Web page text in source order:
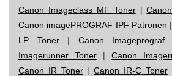
Canon Imageclass MF Toner|
Canon imagePROGRAF IPF Patronen |
LP Toner| Canon
Imagerunner Toner | Canon
Canon IR Toner|Canon IR-C Toner